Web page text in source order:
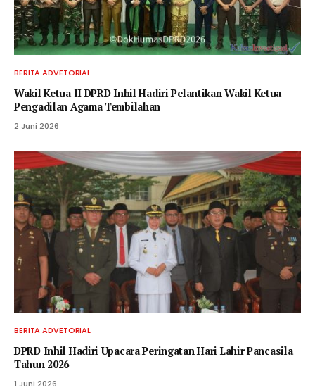
BERITA ADVETORIAL
Wakil Ketua II DPRD Inhil Hadiri Pelantikan Wakil Ketua
Pengadilan Agama Tembilahan
2 Juni 2026
BERITA ADVETORIAL
DPRD Inhil Hadiri Upacara Peringatan Hari Lahir Pancasila
Tahun 2026
1 Juni 2026